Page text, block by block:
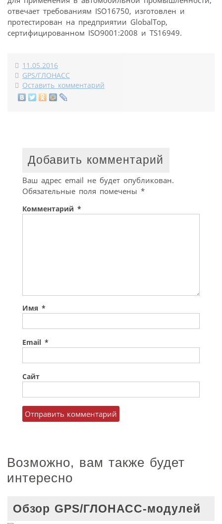
отвечает требованиям ISO16750, изготовлен и
протестирован на предприятии GlobalTop,
сертифицированном ISO9001:2008 и TS16949.
11.05.2016
GPS/ГЛОНАСС
Оставить комментарий
Добавить комментарий
Ваш адрес email не будет опубликован.
Обязательные поля помечены *
Комментарий *
Имя *
Email *
Сайт
Возможно, вам также будет
интересно
Обзор GPS/ГЛОНАСС-модулей